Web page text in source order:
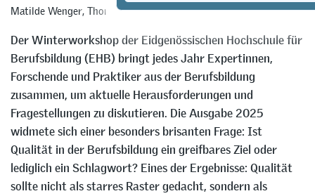
Matilde Wenger, Thomas Ruoss&Lorenzo Bonoli
Der Winterworkshop der Eidgenössischen Hochschule für
Berufsbildung (EHB) bringt jedes Jahr Expertinnen,
Forschende und Praktiker aus der Berufsbildung
zusammen, um aktuelle Herausforderungen und
Fragestellungen zu diskutieren. Die Ausgabe 2025
widmete sich einer besonders brisanten Frage: Ist
Qualität in der Berufsbildung ein greifbares Ziel oder
lediglich ein Schlagwort? Eines der Ergebnisse: Qualität
sollte nicht als starres Raster gedacht, sondern als